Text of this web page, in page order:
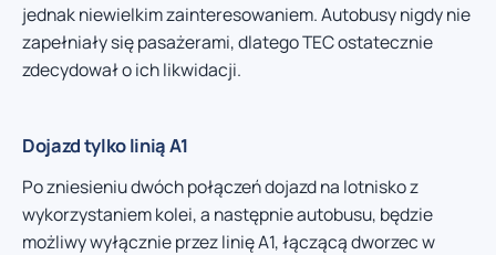
jednak niewielkim zainteresowaniem. Autobusy nigdy nie
zapełniały się pasażerami, dlatego TEC ostatecznie
zdecydował o ich likwidacji.
Dojazd tylko linią A1
Po zniesieniu dwóch połączeń dojazd na lotnisko z
wykorzystaniem kolei, a następnie autobusu, będzie
możliwy wyłącznie przez linię A1, łączącą dworzec w